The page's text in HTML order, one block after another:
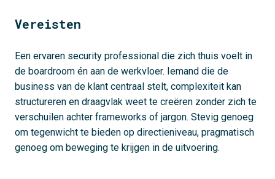
Vereisten
Een ervaren security professional die zich thuis voelt in
de boardroom én aan de werkvloer. Iemand die de
business van de klant centraal stelt, complexiteit kan
structureren en draagvlak weet te creëren zonder zich te
verschuilen achter frameworks of jargon. Stevig genoeg
om tegenwicht te bieden op directieniveau, pragmatisch
genoeg om beweging te krijgen in de uitvoering.